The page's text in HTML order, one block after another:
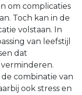
om complicaties
Toch kan in de
volstaan. In
van leefstijl
dat
combinatie van
ook stress en